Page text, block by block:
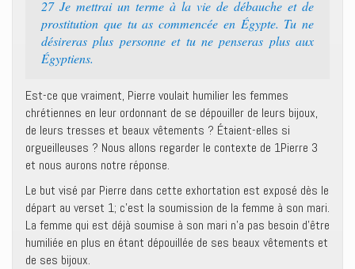
27 Je mettrai un terme à la vie de débauche et de
prostitution que tu as commencée en Égypte. Tu ne
désireras plus personne et tu ne penseras plus aux
Égyptiens.
Est-ce que vraiment, Pierre voulait humilier les femmes
chrétiennes en leur ordonnant de se dépouiller de leurs bijoux,
de leurs tresses et beaux vêtements ? Étaient-elles si
orgueilleuses ? Nous allons regarder le contexte de 1Pierre 3
et nous aurons notre réponse.
Le but visé par Pierre dans cette exhortation est exposé dès le
départ au verset 1; c’est la soumission de la femme à son mari.
La femme qui est déjà soumise à son mari n’a pas besoin d’être
humiliée en plus en étant dépouillée de ses beaux vêtements et
de ses bijoux.